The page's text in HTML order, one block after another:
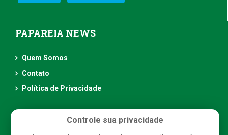
PAPAREIA NEWS
Quem Somos
Contato
Política de Privacidade
Controle sua privacidade